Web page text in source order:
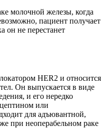
молочной железы, когда
пациент получает
он не перестанет
HER2 и относится
Он выпускается в виде
и его нередко
или
для адъювантной,
при неоперабельном раке